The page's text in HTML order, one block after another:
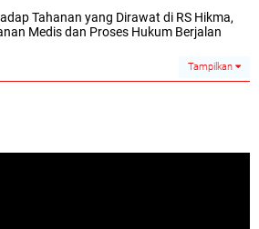
Tahanan yang Dirawat di RS Hikma,
Medis dan Proses Hukum Berjalan
Tampilkan